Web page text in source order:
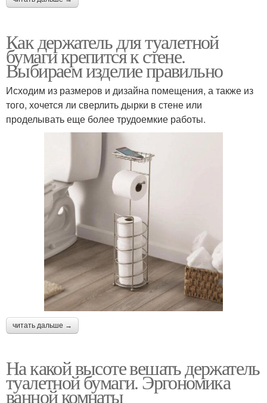
Как держатель для туалетной
бумаги крепится к стене.
Выбираем изделие правильно
Исходим из размеров и дизайна помещения, а также из
того, хочется ли сверлить дырки в стене или
проделывать еще более трудоемкие работы.
читать дальше →
На какой высоте вешать держатель
туалетной бумаги. Эргономика
ванной комнаты